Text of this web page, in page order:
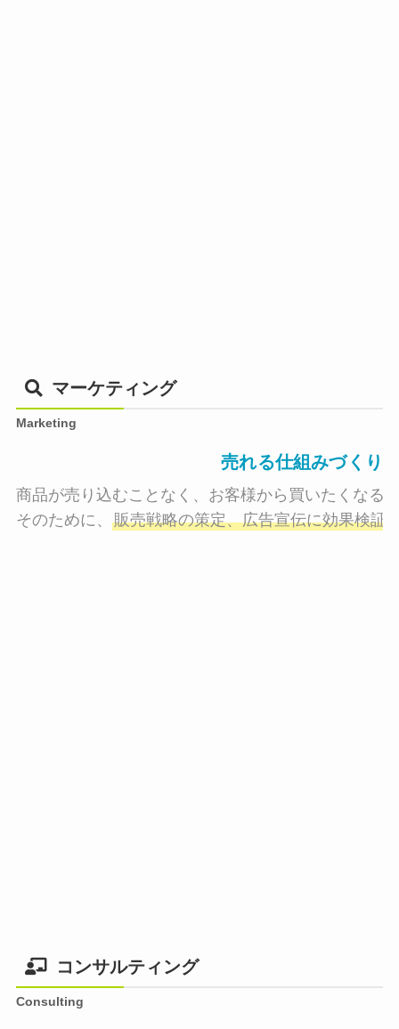
マーケティング
Marketing
売れる仕組みづくり
商品が売り込むことなく、お客様から買いたくなる
そのために、 販売戦略の策定、広告宣伝に効果検証
コンサルティング
Consulting